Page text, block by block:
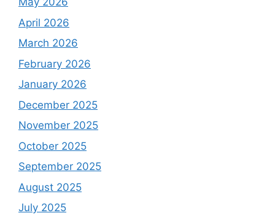
April 2026
March 2026
February 2026
January 2026
December 2025
November 2025
October 2025
September 2025
August 2025
July 2025